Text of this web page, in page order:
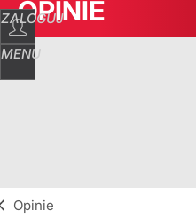
ZALOGUJ
MENU
OPINIE
Opinie